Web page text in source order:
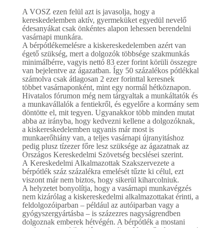
A VOSZ ezen felül azt is javasolja, hogy a
kereskedelemben aktív, gyermeküket egyedül nevelő
édesanyákat csak önkéntes alapon lehessen berendelni
vasárnapi munkára.
A bérpótlékemelésre a kiskereskedelemben azért van
égető szükség, mert a dolgozók többsége szakmunkás
minimálbérre, vagyis nettó 83 ezer forint körüli összegre
van bejelentve az ágazatban. Így 50 százalékos pótlékkal
számolva csak átlagosan 2 ezer forinttal keresnek
többet vasárnaponként, mint egy normál hétköznapon.
Hivatalos fórumon még nem tárgyaltak a munkáltatók és
a munkavállalók a fentiekről, és egyelőre a kormány sem
döntötte el, mit tegyen. Ugyanakkor több minden mutat
abba az irányba, hogy kedvezni kellene a dolgozóknak,
a kiskereskedelemben ugyanis már most is
munkaerőhiány van, a teljes vasárnapi újranyitáshoz
pedig plusz tízezer főre lesz szüksége az ágazatnak az
Országos Kereskedelmi Szövetség becslései szerint.
A Kereskedelmi Alkalmazottak Szakszervezete a
bérpótlék száz százalékra emelését tűzte ki célul, ezt
viszont már nem biztos, hogy sikerül kiharcolniuk.
A helyzetet bonyolítja, hogy a vasárnapi munkavégzés
nem kizárólag a kiskereskedelmi alkalmazottakat érinti, a
feldolgozóiparban – például az autóiparban vagy a
gyógyszergyártásba – is százezres nagyságrendben
dolgoznak emberek hétvégén. A bérpótlék a mostani